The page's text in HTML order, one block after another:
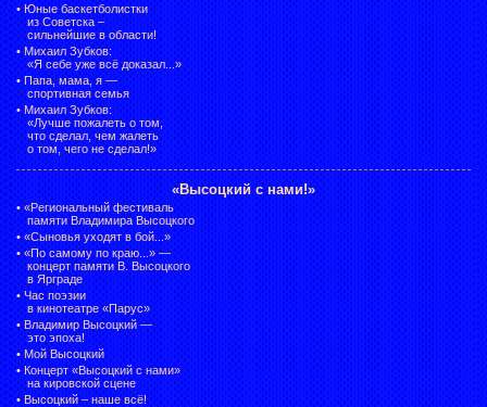
• Юные баскетболистки
из Советска –
сильнейшие в области!
• Михаил Зубков:
«Я себе уже всё доказал...»
• Папа, мама, я —
спортивная семья
• Михаил Зубков:
«Лучше пожалеть о том,
что сделал, чем жалеть
о том, чего не сделал!»
«Высоцкий с нами!»
• «Региональный фестиваль
памяти Владимира Высоцкого
• «Сыновья уходят в бой...»
• «По самому по краю...» —
концерт памяти В. Высоцкого
в Ярграде
• Час поэзии
в кинотеатре «Парус»
• Владимир Высоцкий —
это эпоха!
• Мой Высоцкий
• Концерт «Высоцкий с нами»
на кировской сцене
• Высоцкий – наше всё!